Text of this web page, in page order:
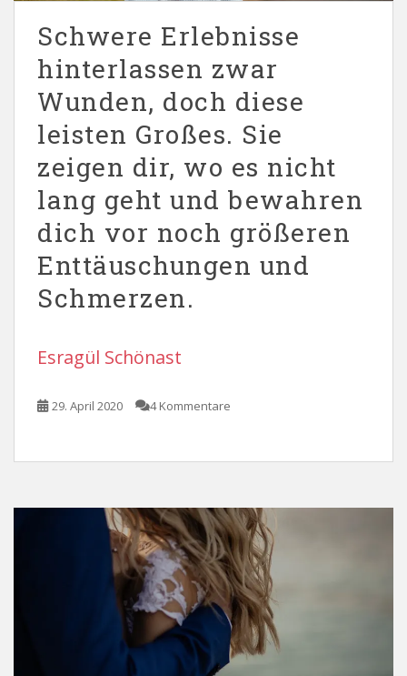
Schwere Erlebnisse
hinterlassen zwar
Wunden, doch diese
leisten Großes. Sie
zeigen dir, wo es nicht
lang geht und bewahren
dich vor noch größeren
Enttäuschungen und
Schmerzen.
Esragül Schönast
29. April 2020 4 Kommentare